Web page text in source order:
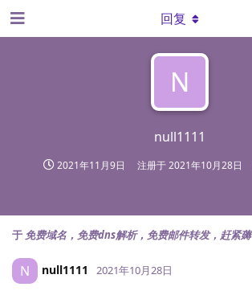
N
null1111
2021年11月9日 注册于2021年10月28日
回复
于 免费域名，免费dns解析，免费邮件转发，赶紧薅
N null1111 2021年10月28日